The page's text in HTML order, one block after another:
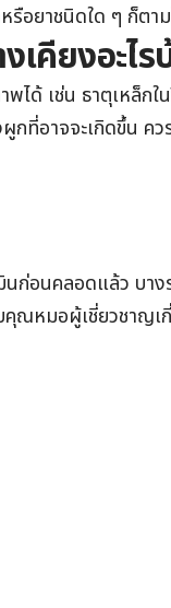
รือยาชนิดใด ๆ ก็ต
คียงอะไร
ได้ เช่น ธาตุเหล็ก
กที่อาจจะเกิดขึ้น ค
ก่อนคลอดแล้ว บาง
ณหมอผู้เชี่ยวชาญเ